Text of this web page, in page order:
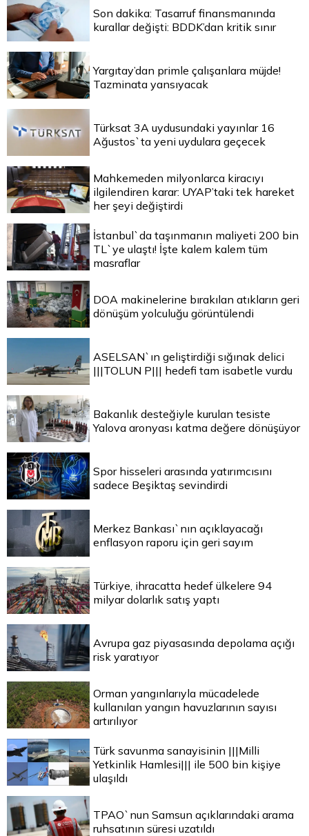
Son dakika: Tasarruf finansmanında
kurallar değişti: BDDK’dan kritik sınır
Yargıtay’dan primle çalışanlara müjde!
Tazminata yansıyacak
Türksat 3A uydusundaki yayınlar 16
Ağustos`ta yeni uydulara geçecek
Mahkemeden milyonlarca kiracıyı
ilgilendiren karar: UYAP’taki tek hareket
her şeyi değiştirdi
İstanbul`da taşınmanın maliyeti 200 bin
TL`ye ulaştı! İşte kalem kalem tüm
masraflar
DOA makinelerine bırakılan atıkların geri
dönüşüm yolculuğu görüntülendi
ASELSAN`ın geliştirdiği sığınak delici
|||TOLUN P||| hedefi tam isabetle vurdu
Bakanlık desteğiyle kurulan tesiste
Yalova aronyası katma değere dönüşüyor
Spor hisseleri arasında yatırımcısını
sadece Beşiktaş sevindirdi
Merkez Bankası`nın açıklayacağı
enflasyon raporu için geri sayım
Türkiye, ihracatta hedef ülkelere 94
milyar dolarlık satış yaptı
Avrupa gaz piyasasında depolama açığı
risk yaratıyor
Orman yangınlarıyla mücadelede
kullanılan yangın havuzlarının sayısı
artırılıyor
Türk savunma sanayisinin |||Milli
Yetkinlik Hamlesi||| ile 500 bin kişiye
ulaşıldı
TPAO`nun Samsun açıklarındaki arama
ruhsatının süresi uzatıldı